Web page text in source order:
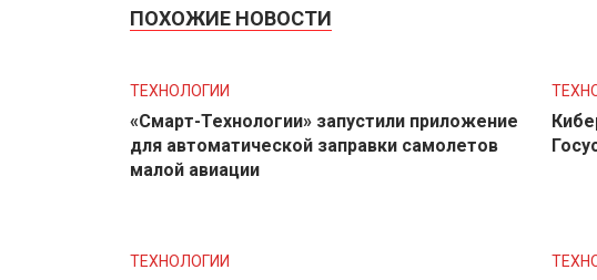
ПОХОЖИЕ НОВОСТИ
ТЕХНОЛОГИИ
«Смарт-Технологии» запустили приложение
для автоматической заправки самолетов
малой авиации
ТЕХНОЛОГИИ